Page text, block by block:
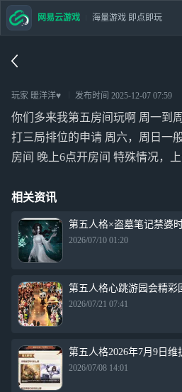
玩家 暖洋洋♥ 发布时间 2025-12-07 07:59
你们多来我第五房间玩啊 周一到
打三局排位的申请 周六，周日一
房间 晚上6点开房间 特殊情况，
相关资讯
第五人格×盗墓笔记禁婆
2026/07/10 01:20
第五人格心跳游园会精彩
2026/07/21 07:41
第五人格2026年7月9日维
2026/07/08 14:01
网易云游戏 海量游戏 即点即玩